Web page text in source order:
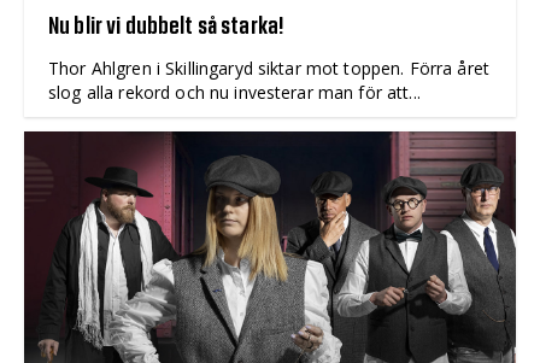
Nu blir vi dubbelt så starka!
Thor Ahlgren i Skillingaryd siktar mot toppen. Förra året
slog alla rekord och nu investerar man för att...